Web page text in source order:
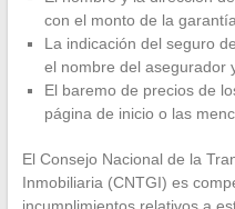
con el monto de la
La indicación del seguro
el nombre del asegurador
El baremo de precios de
página de inicio o las
El Consejo Nacional de la
Inmobiliaria (CNTGI) es